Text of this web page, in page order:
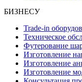
БИЗНЕСУ
Trade-in
Техническое
Футерование
Изготовление
Изготовление
Изготовление